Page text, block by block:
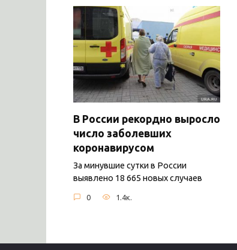
В России рекордно выросло
число заболевших
коронавирусом
За минувшие сутки в России
выявлено 18 665 новых случаев
0 1.4к.